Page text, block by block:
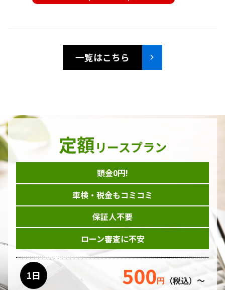
一覧はこちら
定額リースプラン
頭金0円!
車検・税金もコミコミ
保証人不要
ローン審査に不安
1日 500円 （税込）～